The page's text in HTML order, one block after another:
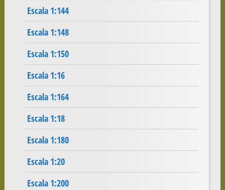
Escala 1:144
Escala 1:148
Escala 1:150
Escala 1:16
Escala 1:164
Escala 1:18
Escala 1:180
Escala 1:20
Escala 1:200